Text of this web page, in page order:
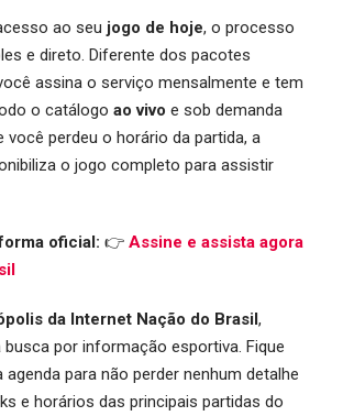
ao seu jogo de hoje, o processo
e direto. Diferente dos pacotes
assina o serviço mensalmente e tem
o catálogo ao vivo e sob demanda
você perdeu o horário da partida, a
o jogo completo para assistir
oficial: 👉 Assine e assista agora
da Internet Nação do Brasil,
por informação esportiva. Fique
para não perder nenhum detalhe
e horários das principais partidas do